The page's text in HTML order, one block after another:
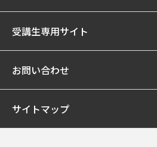
受講生専用サイト
お問い合わせ
サイトマップ